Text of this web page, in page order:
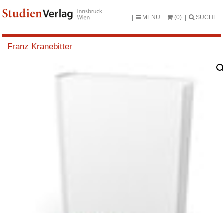
MENU (0) SUCHE
Franz Kranebitter